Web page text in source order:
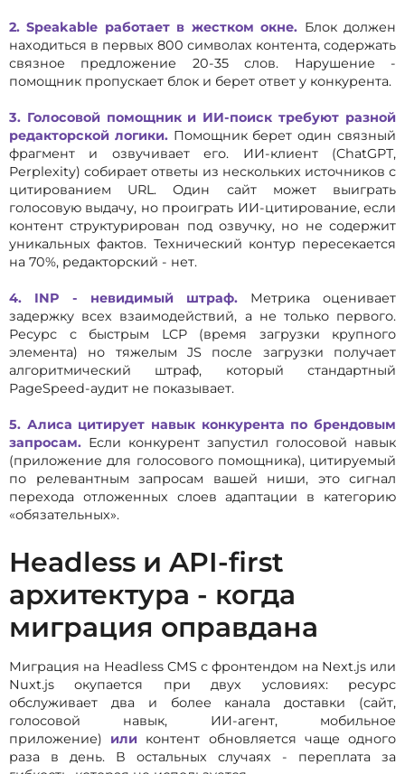
2. Speakable работает в жестком окне. Блок должен
находиться в первых 800 символах контента, содержать
связное предложение 20-35 слов. Нарушение -
помощник пропускает блок и берет ответ у конкурента.
3. Голосовой помощник и ИИ-поиск требуют разной
редакторской логики.Помощник берет один связный
фрагмент и озвучивает его. ИИ-клиент (ChatGPT,
Perplexity) собирает ответы из нескольких источников с
цитированием URL. Один сайт может выиграть
голосовую выдачу, но проиграть ИИ-цитирование, если
контент структурирован под озвучку, но не содержит
уникальных фактов. Технический контур пересекается
на 70%, редакторский - нет.
4. INP - невидимый штраф. Метрика оценивает
задержку всех взаимодействий, а не только первого.
Ресурс с быстрым LCP (время загрузки крупного
элемента) но тяжелым JS после загрузки получает
алгоритмический штраф, который стандартный
PageSpeed-аудит не показывает.
5. Алиса цитирует навык конкурента по брендовым
запросам. Если конкурент запустил голосовой навык
(приложение для голосового помощника), цитируемый
по релевантным запросам вашей ниши, это сигнал
перехода отложенных слоев адаптации в категорию
«обязательных».
Headless и API-first
архитектура - когда
миграция оправдана
Миграция на Headless CMS с фронтендом на Next.js или
Nuxt.js окупается при двух условиях: ресурс
обслуживает два и более канала доставки (сайт,
голосовой навык, ИИ-агент, мобильное
приложение) или контент обновляется чаще одного
раза в день. В остальных случаях - переплата за